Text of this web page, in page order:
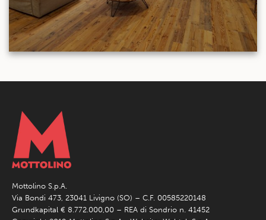
Mottolino S.p.A.
Via Bondi 473, 23041 Livigno (SO) – C.F. 00585220148
Grundkapital € 8.772.000,00 – REA di Sondrio n. 41452